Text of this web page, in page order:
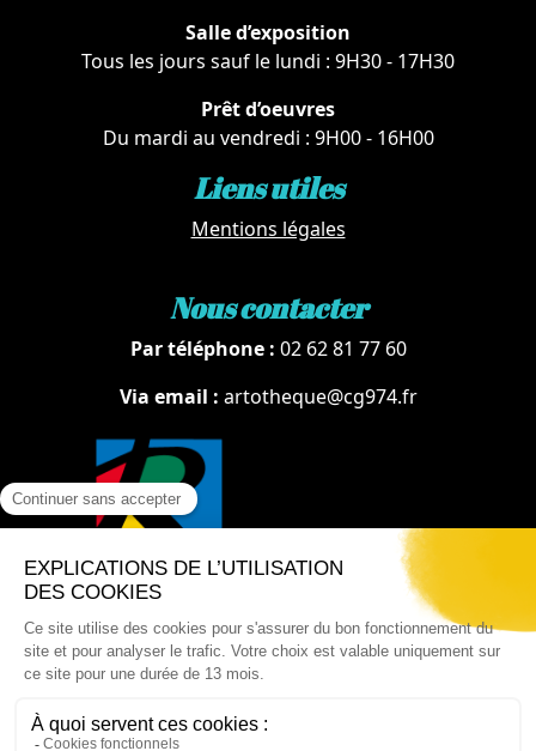
Salle d’exposition
Tous les jours sauf le lundi : 9H30 - 17H30
Prêt d’oeuvres
Du mardi au vendredi : 9H00 - 16H00
Liens utiles
Mentions légales
Nous contacter
Par téléphone : 02 62 81 77 60
Via email : artotheque@cg974.fr